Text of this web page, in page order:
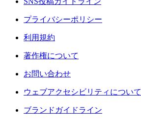
プライバシーポリシー
利用規約
著作権について
お問い合わせ
ウェブアクセシビリティについて
ブランドガイドライン